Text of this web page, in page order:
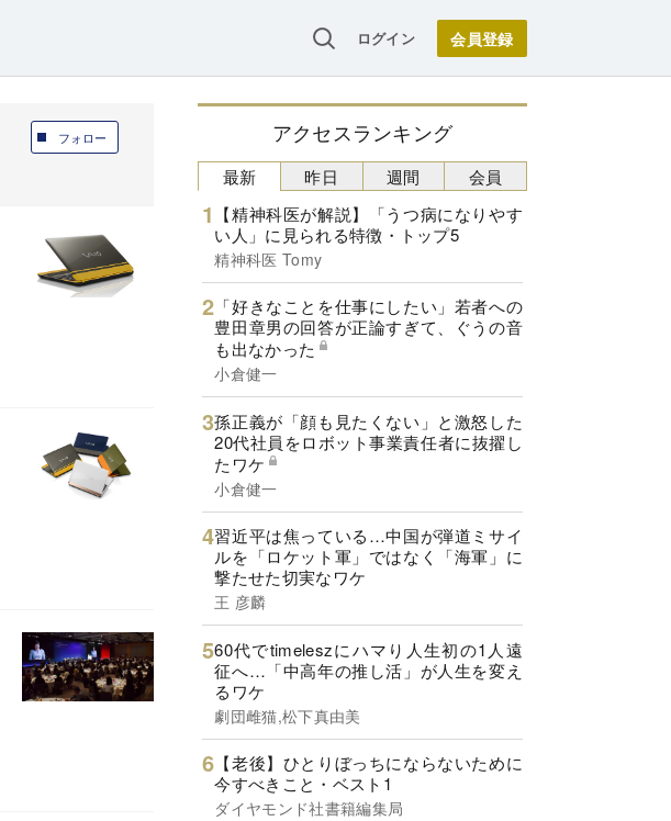
ログイン
フォロー アクセスランキング
最新
【精神科医が解説】「うつ病になりやす
い人」に見られる特徴・トップ5
精神科医 Tomy
「好きなことを仕事にしたい」若者への
豊田章男の回答が正論すぎて、ぐうの音
も出なかった
小倉健一
孫正義が「顔も見たくない」と激怒した
20代社員をロボット事業責任者に抜擢し
たワケ
小倉健一
習近平は焦っている…中国が弾道ミサイ
ルを「ロケット軍」ではなく「海軍」に
撃たせた切実なワケ
王 彦麟
60代でtimeleszにハマり人生初の1人遠
征へ…「中高年の推し活」が人生を変え
るワケ
劇団雌猫,松下真由美
【老後】ひとりぼっちにならないために
今すべきこと・ベスト1
ダイヤモンド社書籍編集局
昨日 週間 会員